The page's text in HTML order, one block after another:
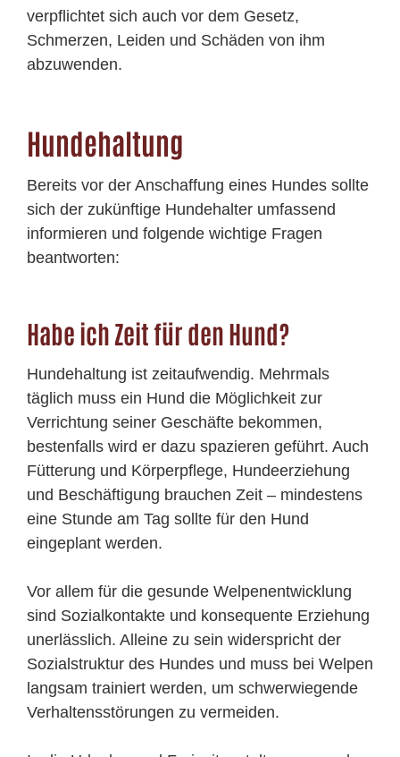
verpflichtet sich auch vor dem Gesetz,
Schmerzen, Leiden und Schäden von ihm
abzuwenden.
Hundehaltung
Bereits vor der Anschaffung eines Hundes sollte
sich der zukünftige Hundehalter umfassend
informieren und folgende wichtige Fragen
beantworten:
Habe ich Zeit für den Hund?
Hundehaltung ist zeitaufwendig. Mehrmals
täglich muss ein Hund die Möglichkeit zur
Verrichtung seiner Geschäfte bekommen,
bestenfalls wird er dazu spazieren geführt. Auch
Fütterung und Körperpflege, Hundeerziehung
und Beschäftigung brauchen Zeit – mindestens
eine Stunde am Tag sollte für den Hund
eingeplant werden.
Vor allem für die gesunde Welpenentwicklung
sind Sozialkontakte und konsequente Erziehung
unerlässlich. Alleine zu sein widerspricht der
Sozialstruktur des Hundes und muss bei Welpen
langsam trainiert werden, um schwerwiegende
Verhaltensstörungen zu vermeiden.